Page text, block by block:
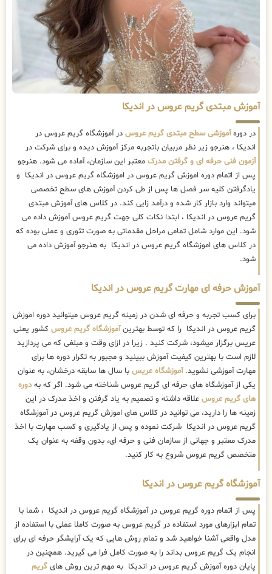
آموزش مبتدی گریم عروس در اندیکا
در دورهآموزشی سطح مبتدی گریم عروس در آموزشگاه گریم عروس در
اندیکا ، هنرجو زیر نظر مربیان باتجربه مرکز آموزش دیده و برای شرکت در
آزمون فنی حرفه ای و گرفتن مدرک معتبر این سازمان، آماده می شود. هنرجو
پس از اتمام دوره اموزش گریم عروس در اموزشگاه گریم عروس در اندیکا و
یادگرفتن کلیه سر فصل ها پس از طی کردن آموزش های سطح تخصصی
میتواند وارد بازار کار شده و درآمد زایی کند. در کلاس های آموزش مبتدی
گریم عروس در اندیکا ، ابتدا نکات کلی جهت گریم عروس آموزش داده می
شود. این موارد شامل تمامی مراحل مقدماتی به صورت تئوری و عملی بوده که
در کلاس های اموزشگاه گریم عروس در اندیکا به هنرجو آموزش داده می
شود.
آموزش حرفه ای مهارت گریم عروس در اندیکا
برای کسب تجربه و حرفه ای شدن در زمینه گریم عروس میتوانید دوره اموزش
گریم عروس در اندیکا را که توسط بهترینآموزشگاه گریم عروس کشور یعنی
عریس برگزار میشود، شرکت کنید . زیرا در ازای وقت و مبلغی که می پردازید
لازم است با بهترین کیفیت آموزش ببینید و مجبور به تکرار دوره ها برای
مهارت آموزشی نشوید.آموزشگاه عریس با سال ها سابقه درخشان، به عنوان
یکی از آموزشگاه های حرفه ای گریم عروس شناخته می شود. اگر که بهدوره
های گریم عروس علاقه داشته و تصمیم به یاد گرفتن و اخذ مدرک در این
زمینه ها را دارید، می توانید در کلاس های اموزش گریم عروس در آموزشگاه
گریم عروس در اندیکا شرکت نموده و پس از یادگیری و کسب مهارت با اخذ
مدرک معتبر و جهانی از سازمان فنی و حرفه ای، بدون وقفه به عنوان یک
متخصص گریم عروس شروع به کار کنید.
آموزشگاه گریم عروس در اندیکا
پس از اتمام دوره گریم عروس در آموزشگاه گریم عروس در اندیکا ، شما با
تمام ابزارهای مورد استفاده در گریم عروس به صورت کاملا عملی با استفاده از
مدل واقعی آشنا خواهید شد و تمام روش هایی که یک آرایشگر حرفه ای برای
انجام یک گریم عروس بداند را به صورت کامل فرا می گیرید. همچنین در
پایان دوره آموزش گریم عروس در اندیکا به مهم ترین روش های گریم